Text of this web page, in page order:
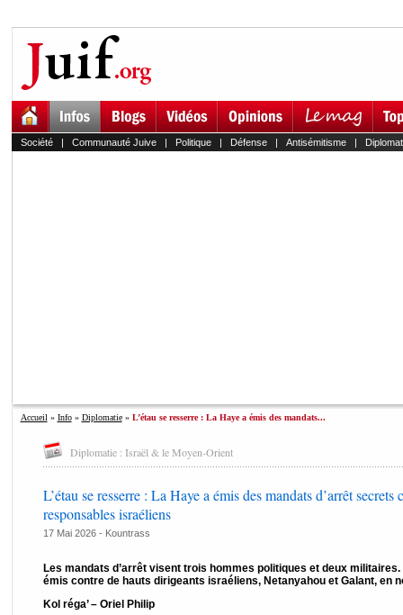
Société| Communauté Juive| Politique| Défense| Antisémitisme|
Accueil » Info» Diplomatie» L’étau se resserre : La Haye a émis des mandats...
Diplomatie : Israël & le Moyen-Orient
L’étau se resserre : La Haye a émis des mandats d’arrêt
responsables israéliens
17 Mai 2026 - Kountrass
Les mandats d’arrêt visent trois hommes politiques et deux
émis contre de hauts dirigeants israéliens, Netanyahou et Galant, en
Kol réga’ – Oriel Philip